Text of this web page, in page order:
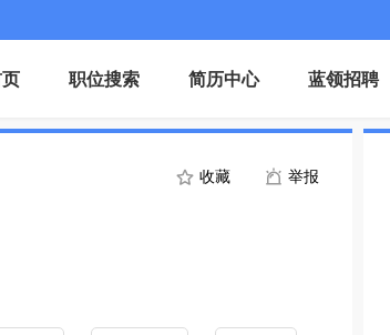
职位搜索 简历中心 蓝领招聘
收藏 举报